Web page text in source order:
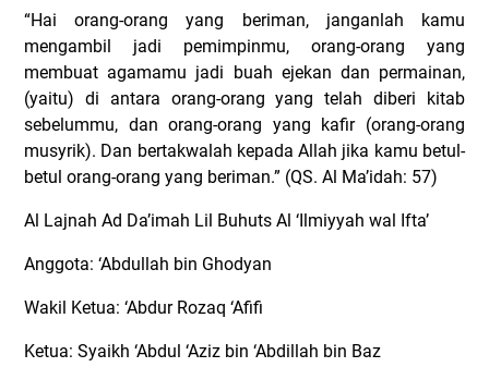
“Hai orang-orang yang beriman, janganlah kamu
mengambil jadi pemimpinmu, orang-orang yang
membuat agamamu jadi buah ejekan dan permainan,
(yaitu) di antara orang-orang yang telah diberi kitab
sebelummu, dan orang-orang yang kafir (orang-orang
musyrik). Dan bertakwalah kepada Allah jika kamu betul-
betul orang-orang yang beriman.” (QS. Al Ma’idah: 57)
Al Lajnah Ad Da’imah Lil Buhuts Al ‘Ilmiyyah wal Ifta’
Anggota: ‘Abdullah bin Ghodyan
Wakil Ketua: ‘Abdur Rozaq ‘Afifi
Ketua: Syaikh ‘Abdul ‘Aziz bin ‘Abdillah bin Baz